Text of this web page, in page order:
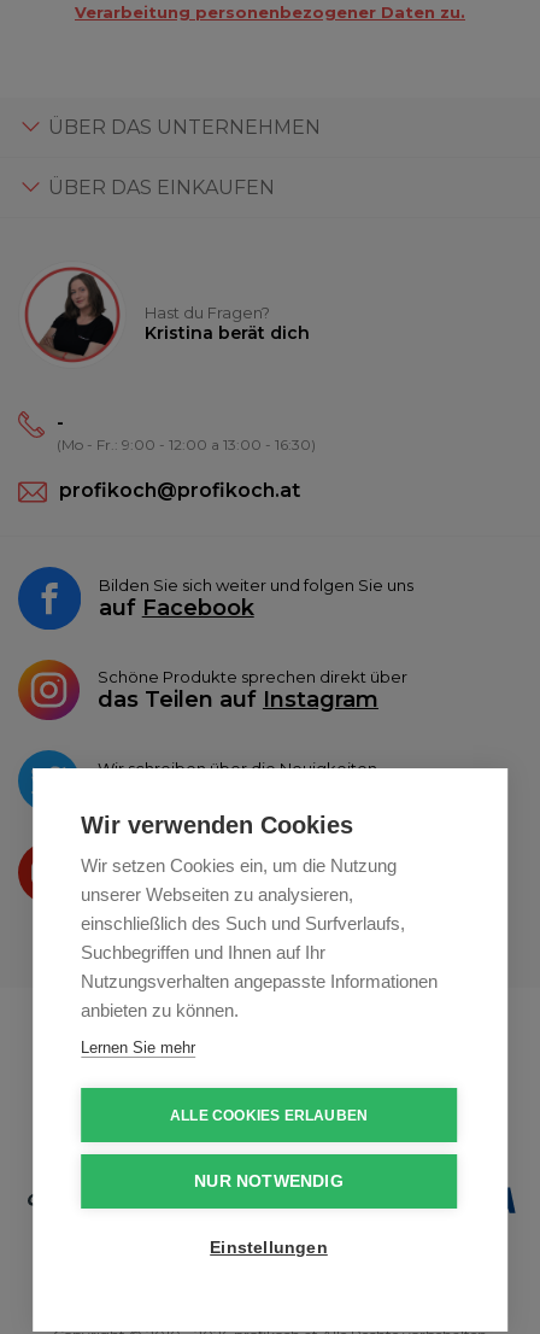
Wir verwenden Cookies
Wir setzen Cookies ein, um die Nutzung
unserer Webseiten zu analysieren,
einschließlich des Such und Surfverlaufs,
Suchbegriffen und Ihnen auf Ihr
Nutzungsverhalten angepasste Informationen
anbieten zu können.
Lernen Sie mehr
ALLE COOKIES ERLAUBEN
NUR NOTWENDIG
Einstellungen
Verarbeitung personenbezogener Daten zu.
ÜBER DAS UNTERNEHMEN
ÜBER DAS EINKAUFEN
Hast du Fragen?
Kristina berät dich
-
(Mo - Fr.: 9:00 - 12:00 a 13:00 - 16:30)
profikoch@profikoch.at
Bilden Sie sich weiter und folgen Sie uns
auf Facebook
Schöne Produkte sprechen direkt über
das Teilen auf Instagram
Wir schreiben über die Neuigkeiten
Wir präsentieren Ihre produkte
Youtube
Profikuchar.sk